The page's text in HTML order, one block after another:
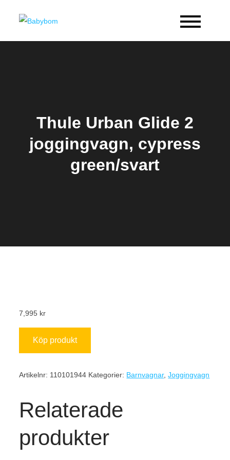
Thule Urban Glide 2
joggingvagn, cypress
green/svart
7,995 kr
Köp produkt
Artikelnr: 110101944 Kategorier: Barnvagnar,Joggingvagn
Relaterade
produkter